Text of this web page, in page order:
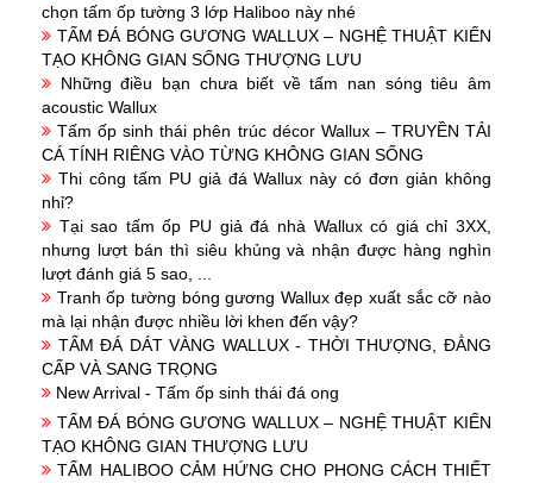
chọn tấm ốp tường 3 lớp Haliboo này nhé
TẤM ĐÁ BÓNG GƯƠNG WALLUX – NGHỆ THUẬT KIẾN
TẠO KHÔNG GIAN SỐNG THƯỢNG LƯU
Những điều bạn chưa biết về tấm nan sóng tiêu âm
acoustic Wallux
Tấm ốp sinh thái phên trúc décor Wallux – TRUYỀN TẢI
CÁ TÍNH RIÊNG VÀO TỪNG KHÔNG GIAN SỐNG
Thi công tấm PU giả đá Wallux này có đơn giản không
nhỉ?
Tại sao tấm ốp PU giả đá nhà Wallux có giá chỉ 3XX,
nhưng lượt bán thì siêu khủng và nhận được hàng nghìn
lượt đánh giá 5 sao, ...
Tranh ốp tường bóng gương Wallux đẹp xuất sắc cỡ nào
mà lại nhận được nhiều lời khen đến vậy?
TẤM ĐÁ DÁT VÀNG WALLUX - THỜI THƯỢNG, ĐẲNG
CẤP VÀ SANG TRỌNG
New Arrival - Tấm ốp sinh thái đá ong
TẤM ĐÁ BÓNG GƯƠNG WALLUX – NGHỆ THUẬT KIẾN
TẠO KHÔNG GIAN THƯỢNG LƯU
TẤM HALIBOO CẢM HỨNG CHO PHONG CÁCH THIẾT